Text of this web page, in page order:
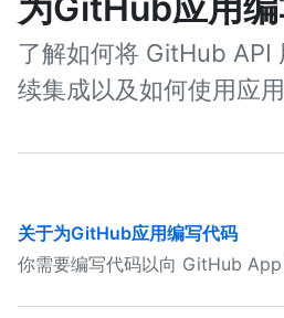
了解如何将 GitHub API
续集成以及如何使用应
关于为GitHub应用编写代码
你需要编写代码以向 GitHub App